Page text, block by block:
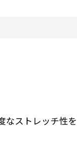
ストレッチ性